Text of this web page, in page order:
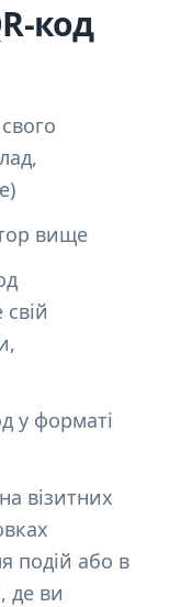
код
вище
у форматі
візитних
подій або в
де ви